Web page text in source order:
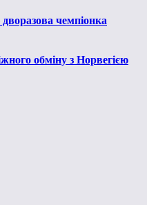
чемпіонка
обміну з Норвегією